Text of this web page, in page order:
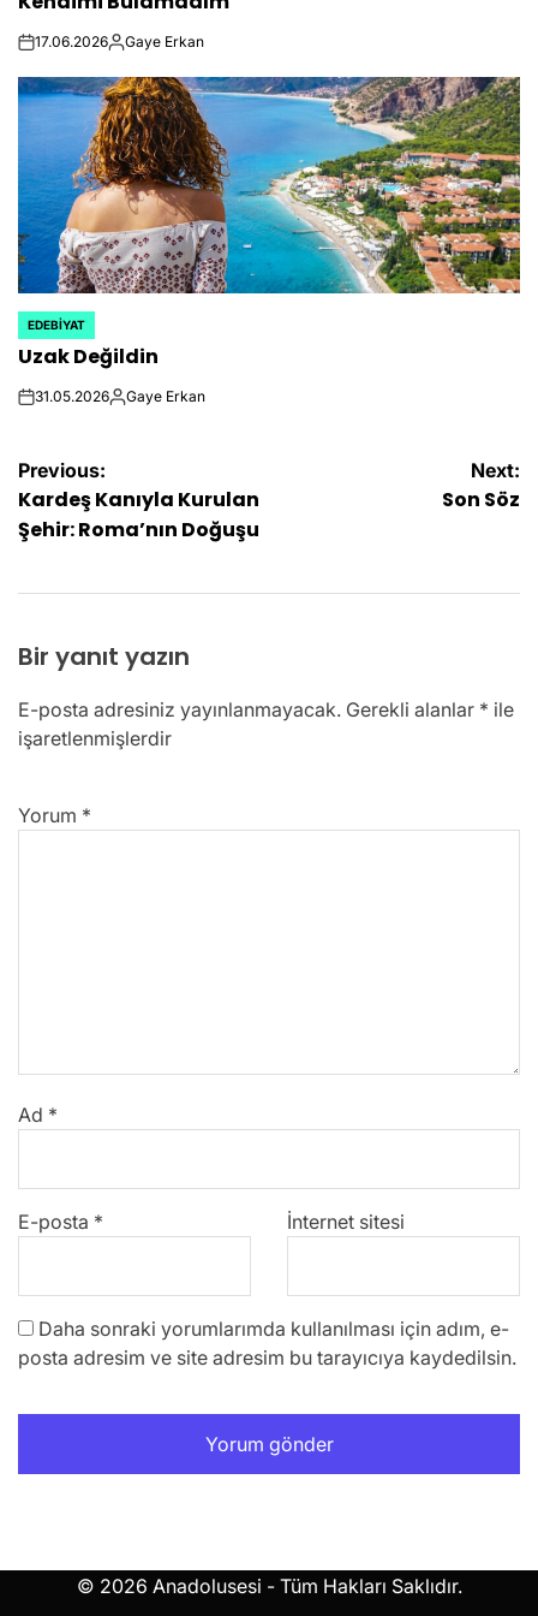
on17.06.2026Posted
Gaye Erkan
POSTED
IN
EDEBIYAT
Uzak Değildin
on31.05.2026Posted
Gaye Erkan
Yazı
gezinmesi
Previous:
Kardeş Kanıyla Kurulan
Şehir: Roma’nın Doğuşu
Next:
Son Söz
Bir yanıt yazın
E-posta adresiniz yayınlanmayacak. Gerekli alanlar * ile
işaretlenmişlerdir
Yorum *
Ad *
E-posta * İnternet sitesi
Daha sonraki yorumlarımda kullanılması için adım, e-
posta adresim ve site adresim bu tarayıcıya kaydedilsin.